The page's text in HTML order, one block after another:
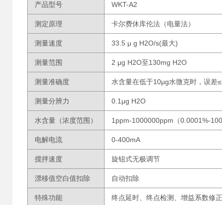
产品型号 WKT-A2
测定原理 卡尔费休库伦法（电量法）
测量速度 33.5 μ g H2O/s(最大)
测量范围 2 μg H2O至130mg H2O
测量准确度 水含量在低于10μg水微克时，误
测量分辨力 0.1μg H2O
水含量（浓度范围） 1ppm-1000000ppm（0.0001%-
电解电流 0-400mA
搅拌速度 旋钮式无极调节
漂移值空白值扣除 自动扣除
特殊功能 终点延时、终点检测、增益系数修